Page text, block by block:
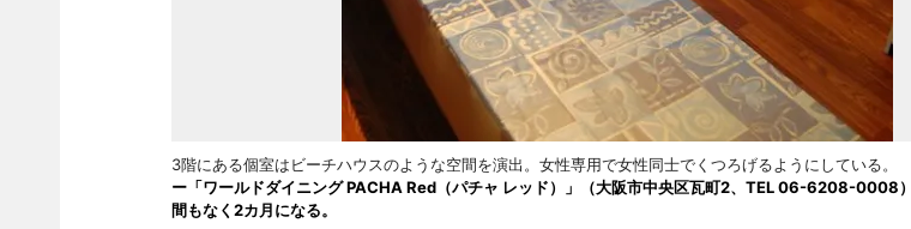
3階にある個室はビーチハウスのような空間を演出。女性専用で女性同士でくつろげるようにしている。
ー「ワールドダイニング PACHA Red（パチャ レッド）」（大阪市中央区瓦町2、TEL 06-6208-0008
間もなく2カ月になる。